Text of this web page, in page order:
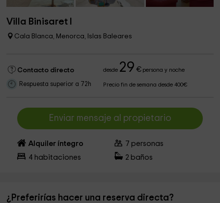
Villa Binisaret I
Cala Blanca, Menorca, Islas Baleares
Contacto directo desde 29 €persona y noche
Respuesta superior a 72h Precio fin de semana desde 400€
Enviar mensaje al propietario
Alquiler íntegro 7 personas
4 habitaciones 2 baños
¿Preferirías hacer una reserva directa?